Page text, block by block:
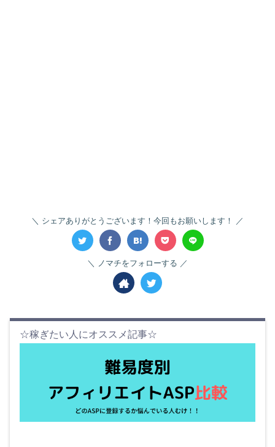
シェアありがとうございます！今回もお願いします！
ノマチをフォローする
☆稼ぎたい人にオススメ記事☆